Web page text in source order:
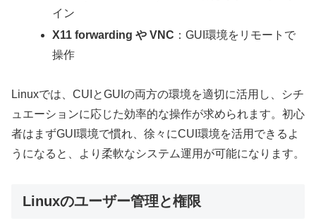
イン
X11 forwarding や VNC ：GUI環境をリモートで
操作
Linuxでは、CUIとGUIの両方の環境を適切に活用し、シチ
ュエーションに応じた効率的な操作が求められます。初心
者はまずGUI環境で慣れ、徐々にCUI環境を活用できるよ
うになると、より柔軟なシステム運用が可能になります。
Linuxのユーザー管理と権限